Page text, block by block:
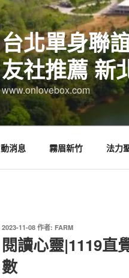
台北單身聯
友社推薦 新
www.onlovebox.com
動消息 霧眉新竹 法力
發
佈
於
2023-11-08 作者: FARM
閱讀心靈|1119直
數